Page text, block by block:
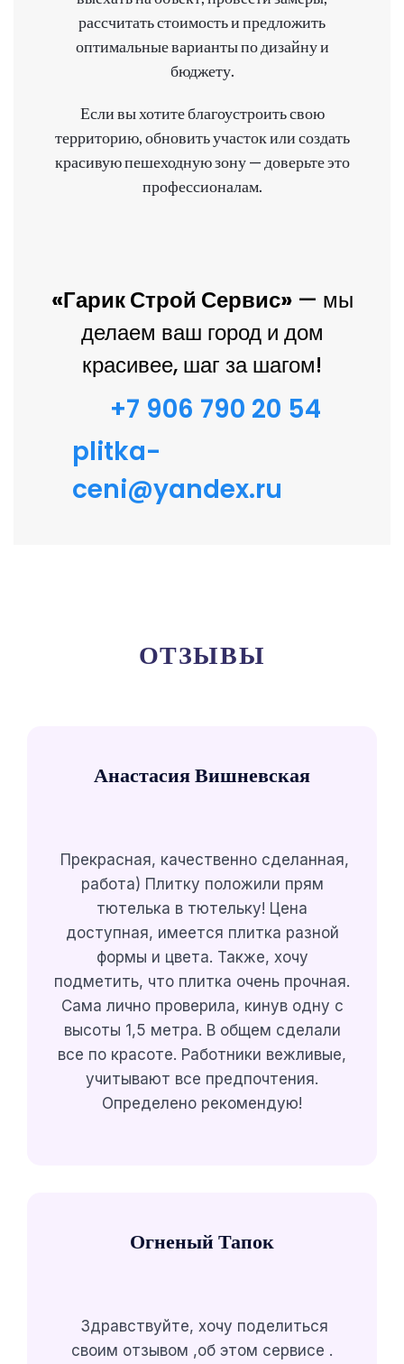
рассчитать стоимость и предложить
оптимальные варианты по дизайну и
бюджету.
Если вы хотите благоустроить свою
территорию, обновить участок или создать
красивую пешеходную зону — доверьте это
профессионалам.
«Гарик Строй Сервис»— мы
делаем ваш город и дом
красивее, шаг за шагом!
+7 906 790 20 54
plitka-
ceni@yandex.ru
ОТЗЫВЫ
Анастасия Вишневская
Прекрасная, качественно сделанная,
работа) Плитку положили прям
тютелька в тютельку! Цена
доступная, имеется плитка разной
формы и цвета. Также, хочу
подметить, что плитка очень прочная.
Сама лично проверила, кинув одну с
высоты 1,5 метра. В общем сделали
все по красоте. Работники вежливые,
учитывают все предпочтения.
Определено рекомендую!
Огненый Тапок
Здравствуйте, хочу поделиться
своим отзывом ,об этом сервисе .